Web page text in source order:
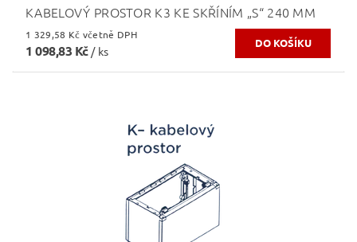
KABELOVÝ PROSTOR K3 KE SKŘÍNÍM „S“ 240 MM
1 329,58 Kč včetně DPH
1 098,83 Kč / ks